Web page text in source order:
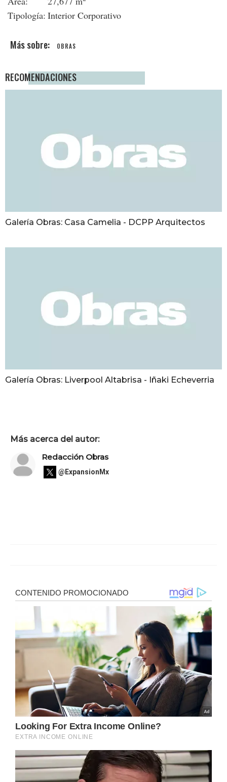
Tipología: Interior Corporativo
OBRAS
RECOMENDACIONES
Galería Obras: Casa Camelia - DCPP Arquitectos
Galería Obras: Liverpool Altabrisa - Iñaki Echeverria
Más acerca del autor:
Redacción Obras
@ExpansionMx